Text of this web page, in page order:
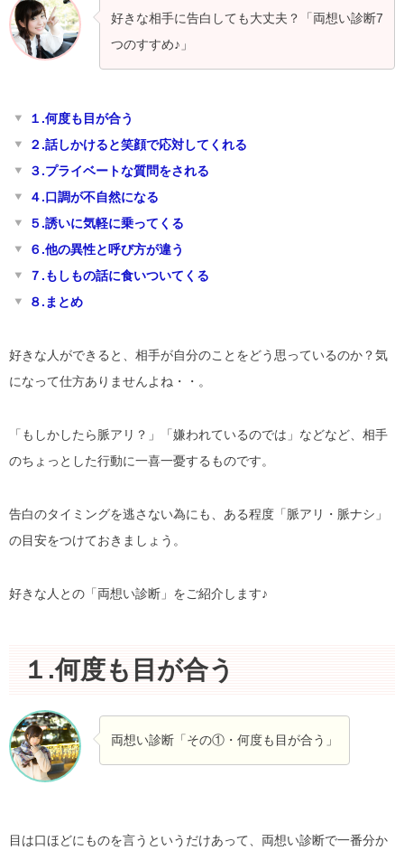
好きな相手に告白しても大丈夫？「両想い診断7
つのすすめ♪」
１.何度も目が合う
２.話しかけると笑顔で応対してくれる
３.プライベートな質問をされる
４.口調が不自然になる
５.誘いに気軽に乗ってくる
６.他の異性と呼び方が違う
７.もしもの話に食いついてくる
８.まとめ
好きな人ができると、相手が自分のことをどう思っているのか？気
になって仕方ありませんよね・・。
「もしかしたら脈アリ？」「嫌われているのでは」などなど、相手
のちょっとした行動に一喜一憂するものです。
告白のタイミングを逃さない為にも、ある程度「脈アリ・脈ナシ」
の目安をつけておきましょう。
好きな人との「両想い診断」をご紹介します♪
１.何度も目が合う
両想い診断「その①・何度も目が合う」
目は口ほどにものを言うというだけあって、両想い診断で一番分か